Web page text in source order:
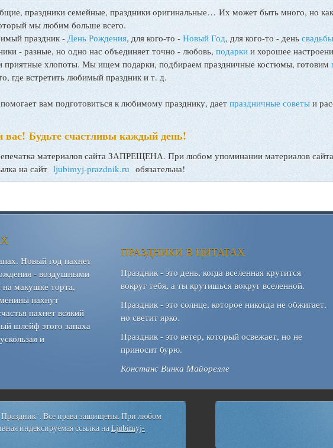
праздники семейные, праздники оригинальные… Их может быть много, но
мы любим больше всего.
праздник -День Рождения, для кого-то - Новый Год, для кого-то - день свадьбы
- разные, но одно нас объединяет точно - любовь, подарки и хорошее
приятные хлопоты. Мы ищем подарки, подбираем праздничные костюмы, готовим
где встретить любимый праздник и т. д.
вам подготовиться к любимому празднику, даетпраздничные советыи
Будьте счастливы каждый день!
материалов сайта ЗАПРЕЩЕНА. При любом упоминании материалов
на сайт ljubimyj-prazdnik.ru обязательна!
Новый год пахнет
- воздушными
макушке торта,
пахнут
пахнет всякий
шлейф этого запаха
и
ПРАЗДНИКИ В ЦИТАТАХ
Праздник - это день, когда вселенная крутится
вокруг тебя, а ты крутишься вокруг вселенной.
Праздник - это солнце, которое никогда не обжигает,
но светит ярко.
Праздник - это ветер, который освежает, но не
приносит бурю.
Констанс Винка Майорелле
Все права защищены. При любом
индексируемая ссылка наLjubimyj-